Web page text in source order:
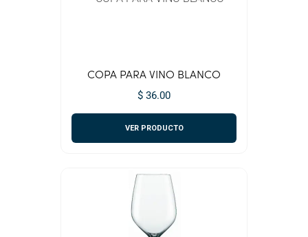
COPA PARA VINO BLANCO
$ 36.00
VER PRODUCTO